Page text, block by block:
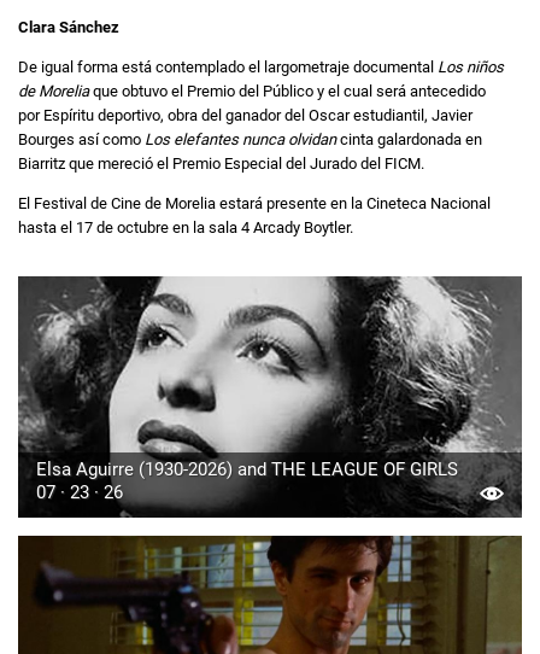
Clara Sánchez
De igual forma está contemplado el largometraje documental Los niños
de Moreliaque obtuvo el Premio del Público y el cual será antecedido
por Espíritu deportivo, obra del ganador del Oscar estudiantil, Javier
Bourges así como Los elefantes nunca olvidancinta galardonada en
Biarritz que mereció el Premio Especial del Jurado del FICM.
El Festival de Cine de Morelia estará presente en la Cineteca Nacional
hasta el 17 de octubre en la sala 4 Arcady Boytler.
Elsa Aguirre (1930-2026) and THE LEAGUE OF GIRLS
07 · 23 · 26